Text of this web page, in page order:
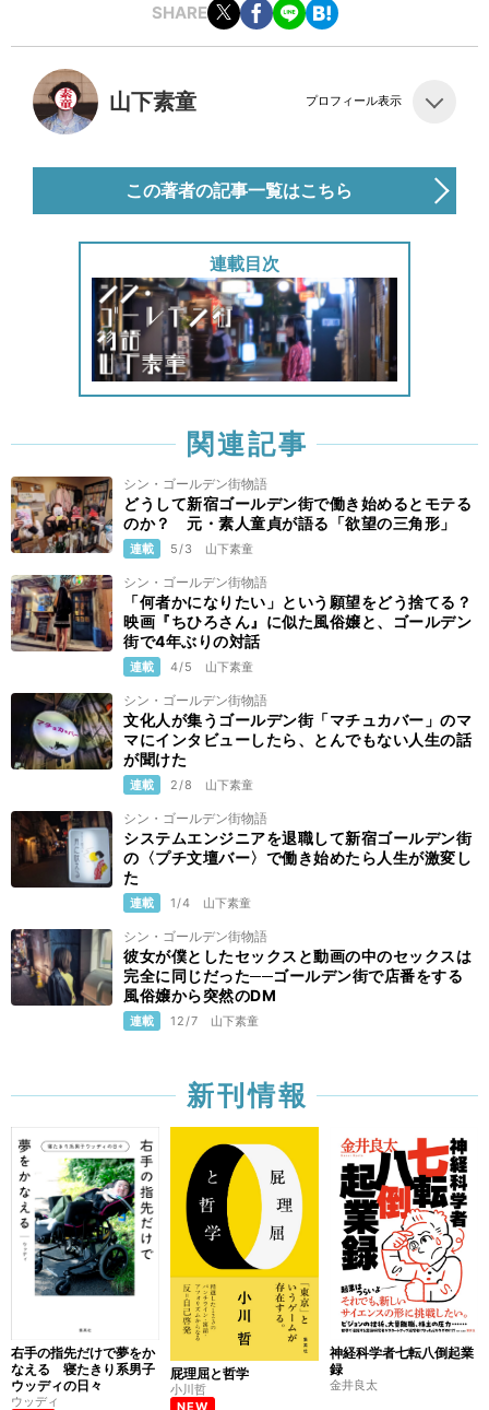
SHARE
山下素童 プロフィール表示
この著者の記事一覧はこちら
連載目次
関連記事
シン・ゴールデン街物語
どうして新宿ゴールデン街で働き始めるとモテる
のか？ 元・素人童貞が語る「欲望の三角形」
連載 5/3 山下素童
シン・ゴールデン街物語
「何者かになりたい」という願望をどう捨てる？
映画『ちひろさん』に似た風俗嬢と、ゴールデン
街で4年ぶりの対話
連載 4/5 山下素童
シン・ゴールデン街物語
文化人が集うゴールデン街「マチュカバー」のマ
マにインタビューしたら、とんでもない人生の話
が聞けた
連載 2/8 山下素童
シン・ゴールデン街物語
システムエンジニアを退職して新宿ゴールデン街
の〈プチ文壇バー〉で働き始めたら人生が激変し
た
連載 1/4 山下素童
シン・ゴールデン街物語
彼女が僕としたセックスと動画の中のセックスは
完全に同じだった──ゴールデン街で店番をする
風俗嬢から突然のDM
連載 12/7 山下素童
新刊情報
右手の指先だけで夢をか
なえる 寝たきり系男子
ウッディの日々
ウッディ
屁理屈と哲学
小川哲
NEW
神経科学者七転八倒起業
録
金井良太